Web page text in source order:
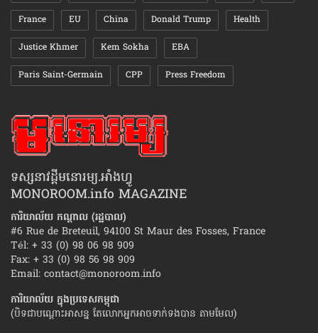
France EU China Donald Trump Health
Justice Khmer Kem Sokha EBA
Paris Saint-Germain CPP Press Freedom
ទស្សនាវដ្ដីមនោរម្យ.អាំងហ្វូ
MONOROOM.info MAGAZINE
ការិយាល័យ កណ្ដាល (រដ្ឋបាល)
#6 Rue de Breteuil, 94100 St Maur des Fosses, France
Tél: + 33 (0) 98 06 98 909
Fax: + 33 (0) 98 56 98 909
Email: contact@monoroom.info
ការិយាល័យ ក្នុង​ប្រទេស​កម្ពុជា
(បិទជាបណ្ដោះអាសន្ន តែលោកអ្នកអាចទាក់ទងបាន តាមមែល)